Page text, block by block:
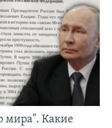
мира". Какие